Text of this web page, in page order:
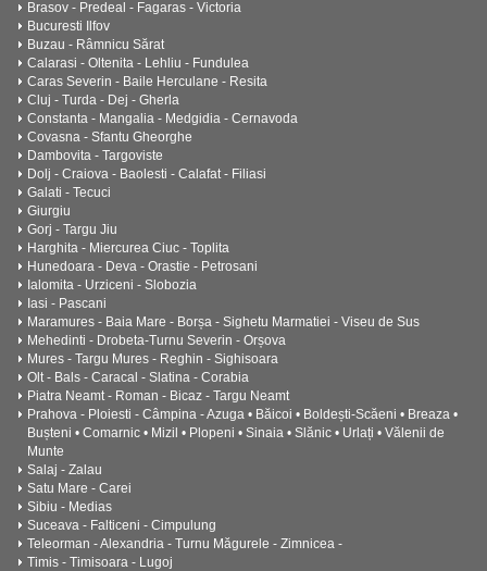
Brasov - Predeal - Fagaras - Victoria
Bucuresti Ilfov
Buzau - Râmnicu Sărat
Calarasi - Oltenita - Lehliu - Fundulea
Caras Severin - Baile Herculane - Resita
Cluj - Turda - Dej - Gherla
Constanta - Mangalia - Medgidia - Cernavoda
Covasna - Sfantu Gheorghe
Dambovita - Targoviste
Dolj - Craiova - Baolesti - Calafat - Filiasi
Galati - Tecuci
Giurgiu
Gorj - Targu Jiu
Harghita - Miercurea Ciuc - Toplita
Hunedoara - Deva - Orastie - Petrosani
Ialomita - Urziceni - Slobozia
Iasi - Pascani
Maramures - Baia Mare - Borșa - Sighetu Marmatiei - Viseu de Sus
Mehedinti - Drobeta-Turnu Severin - Orșova
Mures - Targu Mures - Reghin - Sighisoara
Olt - Bals - Caracal - Slatina - Corabia
Piatra Neamt - Roman - Bicaz - Targu Neamt
Prahova - Ploiesti - Câmpina - Azuga • Băicoi • Boldești-Scăeni • Breaza •
Bușteni • Comarnic • Mizil • Plopeni • Sinaia • Slănic • Urlați • Vălenii de
Munte
Salaj - Zalau
Satu Mare - Carei
Sibiu - Medias
Suceava - Falticeni - Cimpulung
Teleorman - Alexandria - Turnu Măgurele - Zimnicea -
Timis - Timisoara - Lugoj